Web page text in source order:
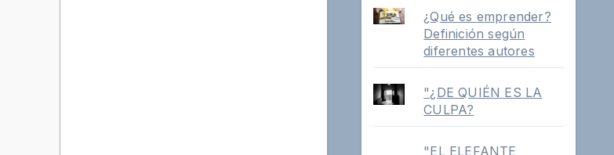
¿Qué es emprender?
Definición según
diferentes autores
"¿DE QUIÉN ES LA
CULPA?
"EL ELEFANTE